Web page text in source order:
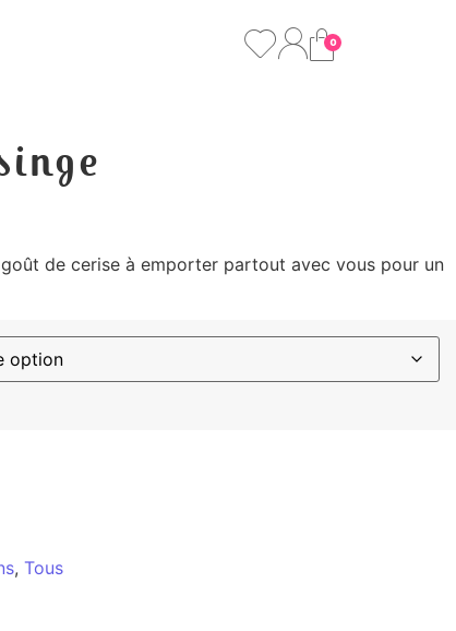
0
de cerise à emporter partout avec vous pour un
, Tous